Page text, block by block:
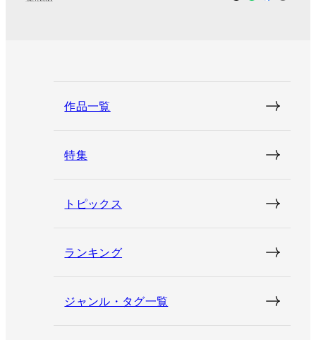
作品一覧
特集
トピックス
ランキング
ジャンル・タグ一覧